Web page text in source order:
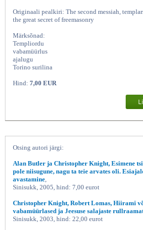
Originaali pealkiri: The second messiah,
the great secret of freemasonry
Märksõnad:
Templiordu
vabamüürlus
ajalugu
Torino surilina
Hind: 7,00 EUR
Otsing autori järgi:
Alan Butler ja Christopher Knight, Esimene
pole niisugune, nagu ta teie arvates oli.
avastamine
Sinisukk, 2005, hind: 7,00 eurot
Christopher Knight, Robert Lomas, Hiirami
vabamüürlased ja Jeesuse salajaste
Sinisukk, 2003, hind: 22,00 eurot